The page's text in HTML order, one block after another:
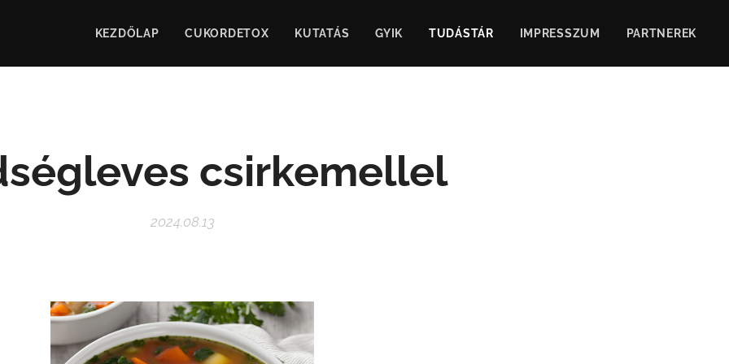
KEZDŐLAP CUKORDETOX KUTATÁS GYIK TUDÁSTÁR IMPRESSZUM PARTNEREK
csirkemellel
2024.08.13